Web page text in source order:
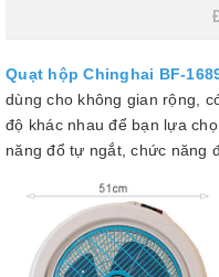
Quạt hộp Chinghai BF-
dùng cho không gian rộng,
độ khác nhau để bạn lựa
năng đổ tự ngắt, chức năng